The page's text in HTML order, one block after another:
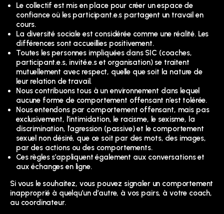
Le collectif est mis en place pour créer un espace de
confiance où les participant.e.s partagent un travail en
cours.
La diversité sociale est considérée comme une réalité. Les
différences sont accueillies positivement.
Toutes les personnes impliquées dans SIC (coaches,
participant.e.s, invité.e.s et organisation) se traitent
mutuellement avec respect, quelle que soit la nature de
leur relation de travail.
Nous contribuons tous à un environnement dans lequel
aucune forme de comportement offensant n’est tolérée.
Nous entendons par comportement offensant, mais pas
exclusivement, l’intimidation, le racisme, le sexisme, la
discrimination, l’agression (passive) et le comportement
sexuel non désiré, que ce soit par des mots, des images,
par des actions ou des comportements.
Ces règles s’appliquent également aux conversations et
aux échanges en ligne.
Si vous le souhaitez, vous pouvez signaler un comportement
inapproprié à quelqu’un d’autre, à vos pairs, à votre coach,
au coordinateur.